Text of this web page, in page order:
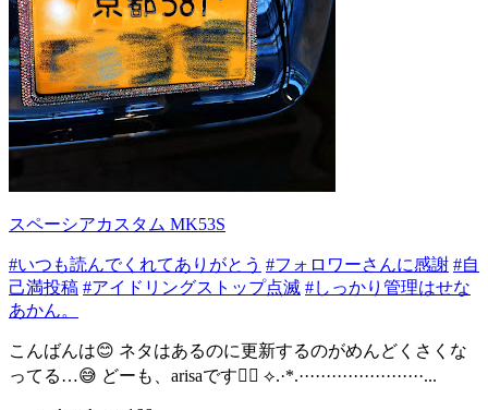
スペーシアカスタム MK53S
#いつも読んでくれてありがとう #フォロワーさんに感謝 #自
己満投稿 #アイドリングストップ点滅 #しっかり管理はせな
あかん。
こんばんは😊 ネタはあるのに更新するのがめんどくさくな
ってる…😅 どーも、arisaです🙇‍♀️ ⟡.·*.·······················...